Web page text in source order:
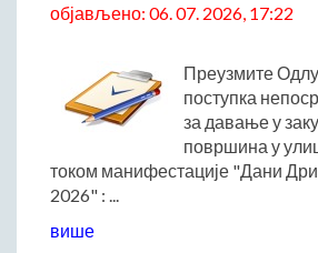
Бобија
Општина Љубовија
Установе од јавног значаја
Матична служба
Урбанизам и грађевинарство
објављено: 06. 07. 2026, 17:22
Преузмите
поступка
за давање у
површина у
током манифестације "Дани
2026" : ...
више